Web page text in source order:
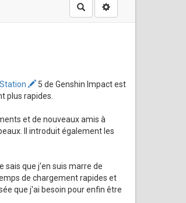
Rechercher
5 de Genshin Impact est
plus rapides.
et de nouveaux amis à
Il introduit également les
sais que j'en suis marre de
de chargement rapides et
que j'ai besoin pour enfin être